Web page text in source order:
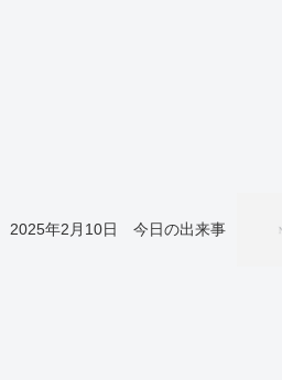
2025年2月10日 今日の出来事